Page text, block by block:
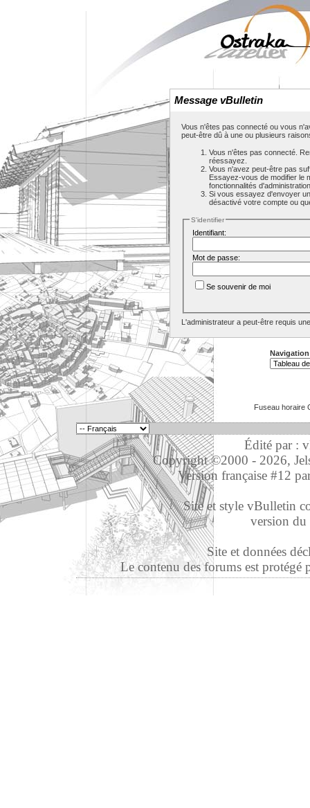
Message vBulletin
Vous n'êtes pas connecté ou vous
peut-être dû à une ou plusieurs
Vous n'êtes pas connecté.
réessayez.
Vous n'avez peut-être pas
Essayez-vous de modifier le
fonctionnalités
Si vous essayez d'envoyer
désactivé votre compte ou
S'identifier
Identifiant:
Mot de passe:
Se souvenir de moi
L'administrateur a peut-être requis
Fuseau horaire
Édité par :
Copyright ©2000 - 2026,
Version française #12
Site et style vBulletin
version
Site et données
Le contenu des forums est protégé